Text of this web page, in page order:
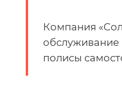
Компания
обслуживание
полисы